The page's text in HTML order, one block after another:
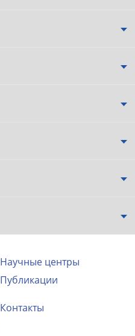
Научные центры
Публикации
Контакты